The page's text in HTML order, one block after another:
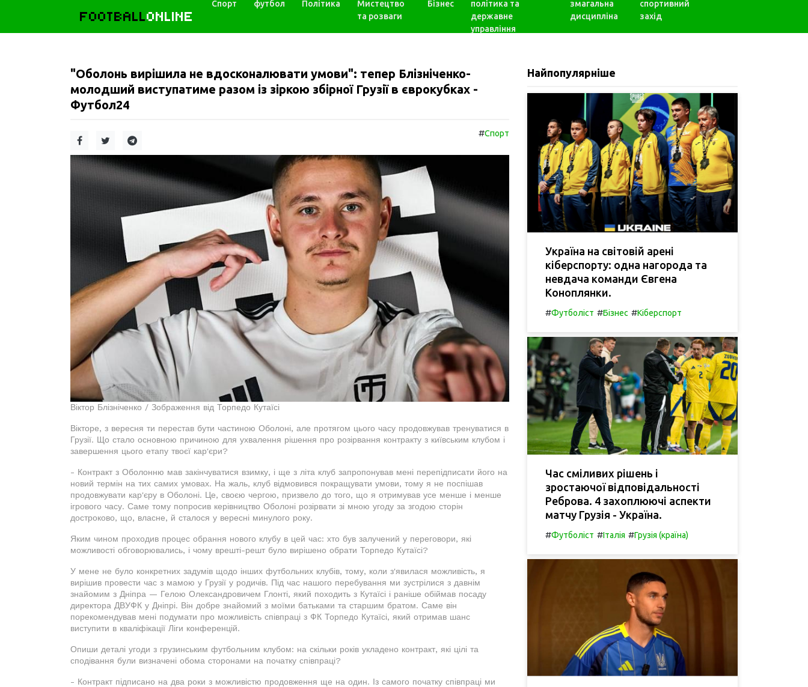
FOOTBALLONLINE
Спорт футбол Політика
Мистецтво
та розваги
Бізнес
політика та
державне
управління
змагальна
дисципліна
спортивний
захід
"Оболонь вирішила не вдосконалювати умови": тепер Блізніченко-
молодший виступатиме разом із зіркою збірної Грузії в єврокубках -
Футбол24
#Спорт
Віктор Блізніченко / Зображення від Торпедо Кутаїсі
Вікторе, з вересня ти перестав бути частиною Оболоні, але протягом цього часу продовжував тренуватися в
Грузії. Що стало основною причиною для ухвалення рішення про розірвання контракту з київським клубом і
завершення цього етапу твоєї кар'єри?
- Контракт з Оболонню мав закінчуватися взимку, і ще з літа клуб запропонував мені перепідписати його на
новий термін на тих самих умовах. На жаль, клуб відмовився покращувати умови, тому я не поспішав
продовжувати кар'єру в Оболоні. Це, своєю чергою, призвело до того, що я отримував усе менше і менше
ігрового часу. Саме тому попросив керівництво Оболоні розірвати зі мною угоду за згодою сторін
достроково, що, власне, й сталося у вересні минулого року.
Яким чином проходив процес обрання нового клубу в цей час: хто був залучений у переговори, які
можливості обговорювались, і чому врешті-решт було вирішено обрати Торпедо Кутаїсі?
У мене не було конкретних задумів щодо інших футбольних клубів, тому, коли з'явилася можливість, я
вирішив провести час з мамою у Грузії у родичів. Під час нашого перебування ми зустрілися з давнім
знайомим з Дніпра — Гелою Олександровичем Глонті, який походить з Кутаїсі і раніше обіймав посаду
директора ДВУФК у Дніпрі. Він добре знайомий з моїми батьками та старшим братом. Саме він
порекомендував мені подумати про можливість співпраці з ФК Торпедо Кутаїсі, який отримав шанс
виступити в кваліфікації Ліги конференцій.
Опиши деталі угоди з грузинським футбольним клубом: на скільки років укладено контракт, які цілі та
сподівання були визначені обома сторонами на початку співпраці?
- Контракт підписано на два роки з можливістю продовження ще на один. Із самого початку співпраці ми
Найпопулярніше
Україна на світовій арені
кіберспорту: одна нагорода та
невдача команди Євгена
Коноплянки.
#Футболіст #Бізнес #Кіберспорт
Час сміливих рішень і
зростаючої відповідальності
Реброва. 4 захоплюючі аспекти
матчу Грузія - Україна.
#Футболіст #Італія #Грузія (країна)